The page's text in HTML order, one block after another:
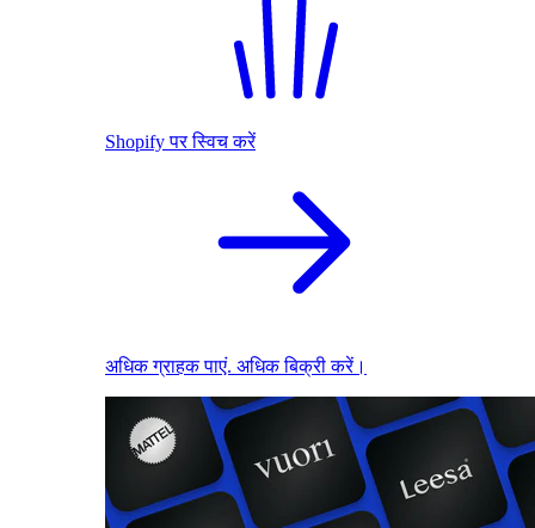
Shopify पर स्विच करें
अधिक ग्राहक पाएं. अधिक बिक्री करें।